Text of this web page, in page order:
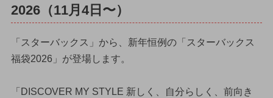
2026（11月4日〜）
「スターバックス」から、新年恒例の「スターバックス
福袋2026」が登場します。
「DISCOVER MY STYLE 新しく、自分らしく、前向き